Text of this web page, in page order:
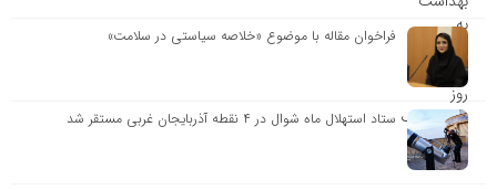
فراخوان مقاله با موضوع «خلاصه سیاستی در سلامت»
ستاد استهلال ماه شوال در ۴ نقطه آذربایجان ‌غربی مستقر شد